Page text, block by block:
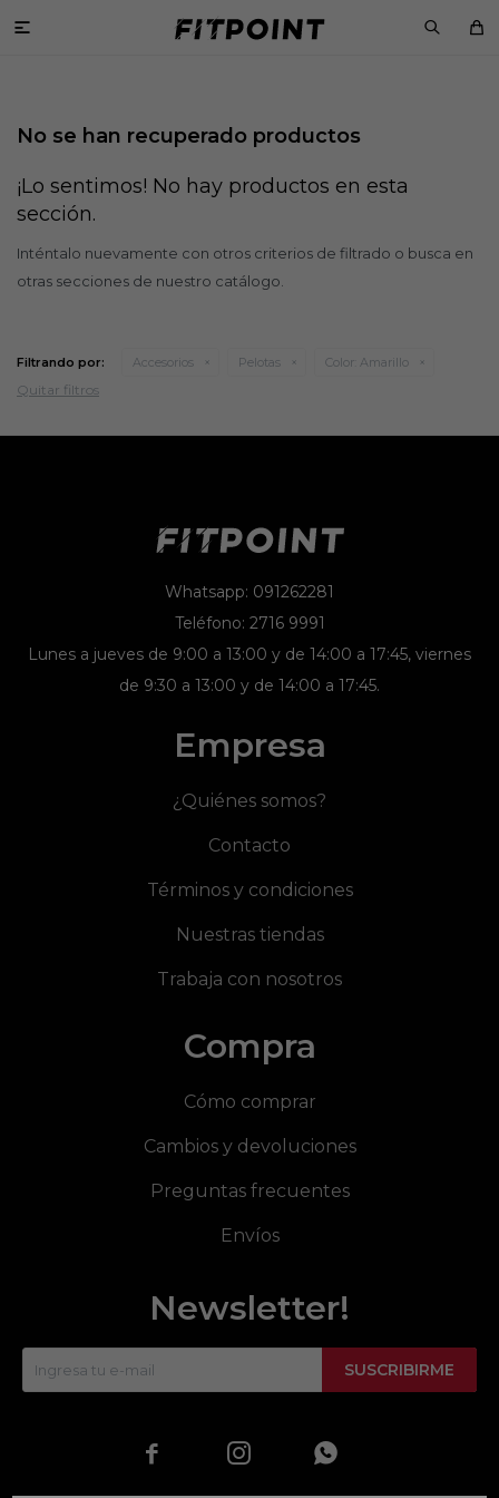

No se han recuperado productos
¡Lo sentimos! No hay productos en esta
sección.
Inténtalo nuevamente con otros criterios de filtrado o busca en
otras secciones de nuestro catálogo.
Filtrando por: Accesorios Pelotas Color: Amarillo
Quitar filtros
Whatsapp: 091262281
Teléfono: 2716 9991
Lunes a jueves de 9:00 a 13:00 y de 14:00 a 17:45, viernes
de 9:30 a 13:00 y de 14:00 a 17:45.
Empresa
¿Quiénes somos?
Contacto
Términos y condiciones
Nuestras tiendas
Trabaja con nosotros
Compra
Cómo comprar
Cambios y devoluciones
Preguntas frecuentes
Envíos
Newsletter!
SUSCRIBIRME
  